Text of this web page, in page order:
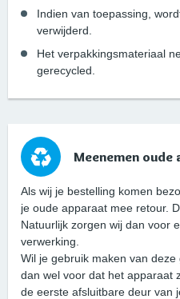
Indien van toepassing,
verwijderd.
Het verpakkingsmateriaal
gerecycled.
Meenemen oude
Als wij je bestelling komen
je oude apparaat mee retour.
Natuurlijk zorgen wij dan voor
verwerking.
Wil je gebruik maken van
dan wel voor dat het apparaat
de eerste afsluitbare deur van